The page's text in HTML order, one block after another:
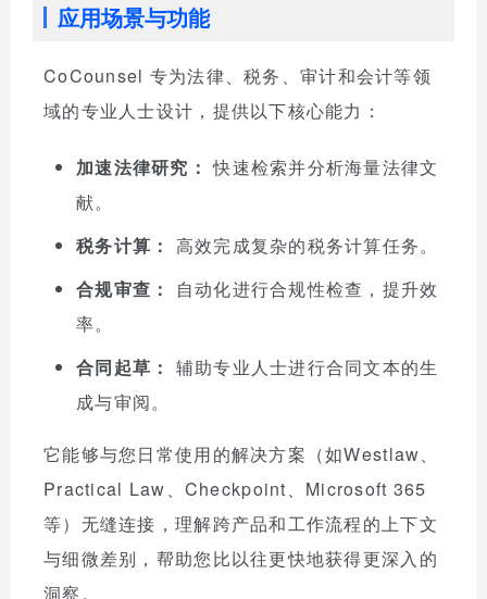
应用场景与功能
CoCounsel 专为法律、税务、审计和会计等领
域的专业人士设计，提供以下核心能力：
加速法律研究： 快速检索并分析海量法律文
献。
税务计算： 高效完成复杂的税务计算任务。
合规审查：
自动化进行合规性检查，提升效
率。
合同起草： 辅助专业人士进行合同文本的生
成与审阅。
它能够与您日常使用的解决方案（如Westlaw、
Practical Law、Checkpoint、Microsoft 365
等）无缝连接，理解跨产品和工作流程的上下文
与细微差别，帮助您比以往更快地获得更深入的
洞察。